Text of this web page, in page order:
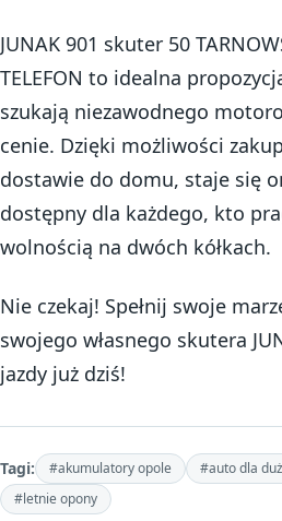
JUNAK 901 skuter 50
TELEFON to idealna
szukają niezawodnego
cenie. Dzięki możliwości
dostawie do domu, staje się
dostępny dla każdego, kto
wolnością na dwóch kółkach.
Nie czekaj! Spełnij swoje
swojego własnego skutera
jazdy już dziś!
Tagi: #akumulatory opole #auto dla
#letnie opony